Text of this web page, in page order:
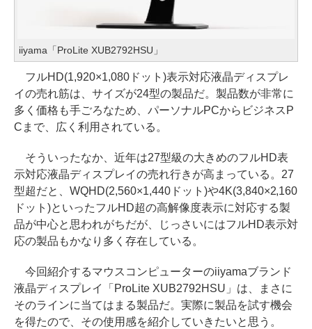
iiyama「ProLite XUB2792HSU」
フルHD(1,920×1,080ドット)表示対応液晶ディスプレ
イの売れ筋は、サイズが24型の製品だ。製品数が非常に
多く価格も手ごろなため、パーソナルPCからビジネスP
Cまで、広く利用されている。
そういったなか、近年は27型級の大きめのフルHD表
示対応液晶ディスプレイの売れ行きが高まっている。27
型超だと、WQHD(2,560×1,440ドット)や4K(3,840×2,160
ドット)といったフルHD超の高解像度表示に対応する製
品が中心と思われがちだが、じっさいにはフルHD表示対
応の製品もかなり多く存在している。
今回紹介するマウスコンピューターのiiyamaブランド
液晶ディスプレイ「ProLite XUB2792HSU」は、まさに
そのラインに当てはまる製品だ。実際に製品を試す機会
を得たので、その使用感を紹介していきたいと思う。